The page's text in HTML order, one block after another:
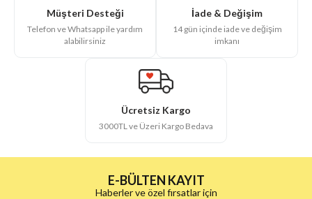
Müşteri Desteği
Telefon ve Whatsapp ile yardım
alabilirsiniz
İade & Değişim
14 gün içinde iade ve değişim
imkanı
Ücretsiz Kargo
3000TL ve Üzeri Kargo Bedava
E-BÜLTEN KAYIT
Haberler ve özel fırsatlar için